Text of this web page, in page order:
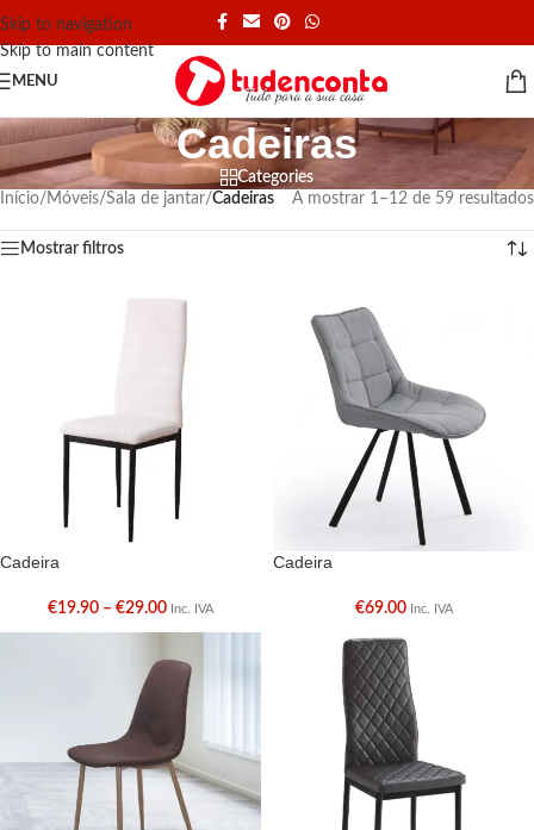
Skip to navigation
Skip to main content
MENU
Cadeiras
Categories
Início/ Móveis/Sala de jantar/Cadeiras A mostrar 1–12 de 59 resultados
Mostrar filtros
Cadeira
€19.90 – €29.00 Inc. IVA
Cadeira
€69.00 Inc. IVA